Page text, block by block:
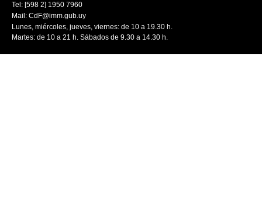
Tel: [598 2] 1950 7960
Mail: CdF@imm.gub.uy
Lunes, miércoles, jueves, viernes: de 10 a 19.30 h.
Martes: de 10 a 21 h. Sábados de 9.30 a 14.30 h.